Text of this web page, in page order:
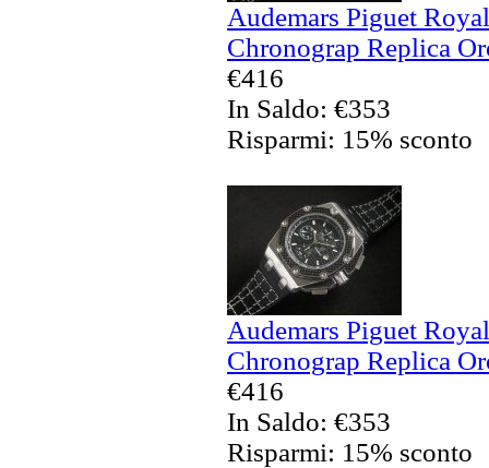
Audemars Piguet
Chronograp Replica
€416
In Saldo: €353
Risparmi: 15% sconto
Audemars Piguet
Chronograp Replica
€416
In Saldo: €353
Risparmi: 15% sconto